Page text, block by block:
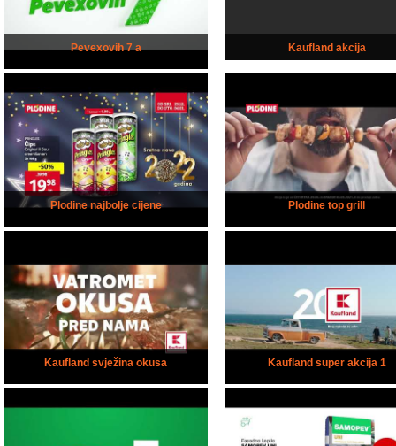
Pevexovih 7 a Kaufland akcija
Plodine najbolje cijene Plodine top grill
Kaufland svježina okusa Kaufland super akcija 1